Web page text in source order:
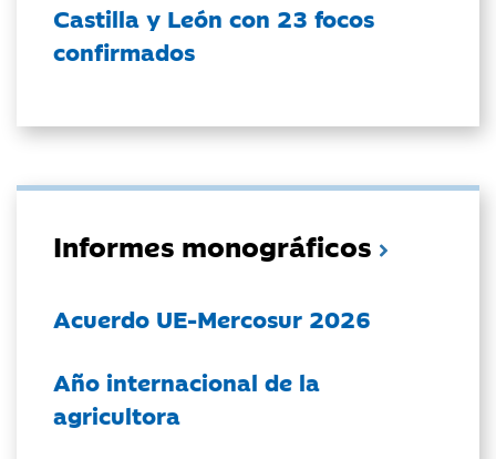
Castilla y León con 23 focos
confirmados
Informes monográficos
Acuerdo UE-Mercosur 2026
Año internacional de la
agricultora